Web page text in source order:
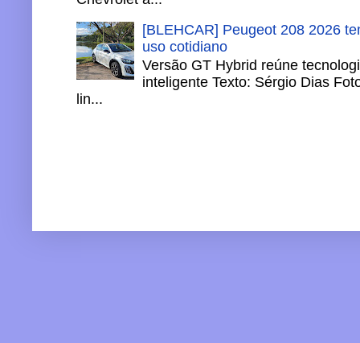
[BLEHCAR] Peugeot 208 2026
uso cotidiano
Versão GT Hybrid reúne
inteligente Texto: Sérgio Dias
lin...